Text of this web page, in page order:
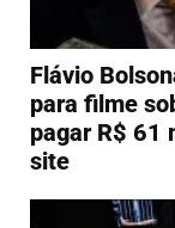
Flávio
para filme
pagar R$ 61
site